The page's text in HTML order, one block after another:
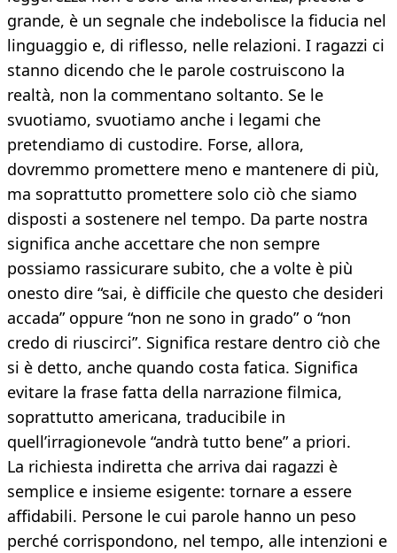
grande, è un segnale che indebolisce la fiducia nel
linguaggio e, di riflesso, nelle relazioni. I ragazzi ci
stanno dicendo che le parole costruiscono la
realtà, non la commentano soltanto. Se le
svuotiamo, svuotiamo anche i legami che
pretendiamo di custodire. Forse, allora,
dovremmo promettere meno e mantenere di più,
ma soprattutto promettere solo ciò che siamo
disposti a sostenere nel tempo. Da parte nostra
significa anche accettare che non sempre
possiamo rassicurare subito, che a volte è più
onesto dire “sai, è difficile che questo che desideri
accada” oppure “non ne sono in grado” o “non
credo di riuscirci”. Significa restare dentro ciò che
si è detto, anche quando costa fatica. Significa
evitare la frase fatta della narrazione filmica,
soprattutto americana, traducibile in
quell’irragionevole “andrà tutto bene” a priori.
La richiesta indiretta che arriva dai ragazzi è
semplice e insieme esigente: tornare a essere
affidabili. Persone le cui parole hanno un peso
perché corrispondono, nel tempo, alle intenzioni e